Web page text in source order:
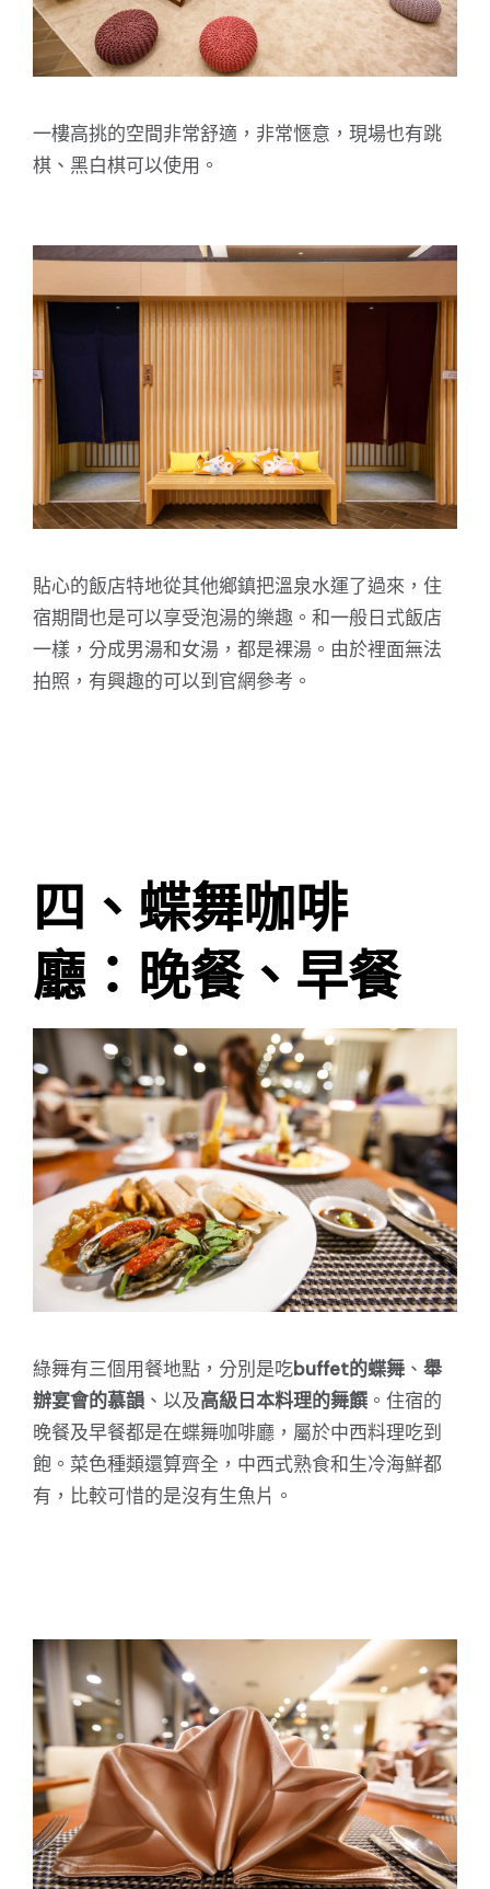
一樓高挑的空間非常舒適，非常愜意，現場也有跳
棋、黑白棋可以使用。
貼心的飯店特地從其他鄉鎮把溫泉水運了過來，住
宿期間也是可以享受泡湯的樂趣。和一般日式飯店
一樣，分成男湯和女湯，都是裸湯。由於裡面無法
拍照，有興趣的可以到官網參考。
四、蝶舞咖啡
廳：晚餐、早餐
綠舞有三個用餐地點，分別是吃buffet的蝶舞 、 舉
辦宴會的慕韻 、以及高級日本料理的舞饌 。住宿的
晚餐及早餐都是在蝶舞咖啡廳，屬於中西料理吃到
飽。菜色種類還算齊全，中西式熟食和生冷海鮮都
有，比較可惜的是沒有生魚片。